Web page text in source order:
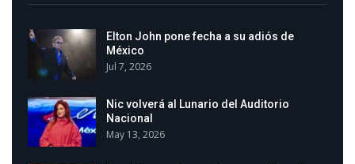
Elton John pone fecha a su adiós de
México
Jul 7, 2026
Nic volverá al Lunario del Auditorio
Nacional
May 13, 2026